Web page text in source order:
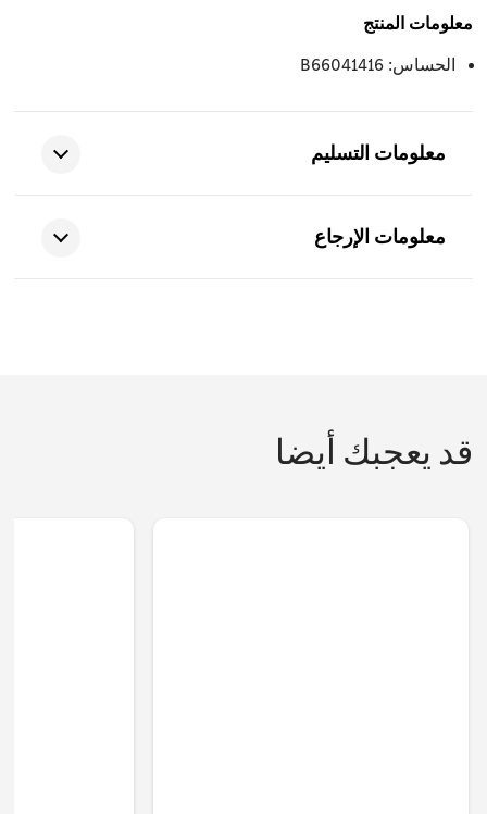
معلومات المنتج
الحساس: B66041416
معلومات التسليم
معلومات الإرجاع
قد يعجبك أيضا